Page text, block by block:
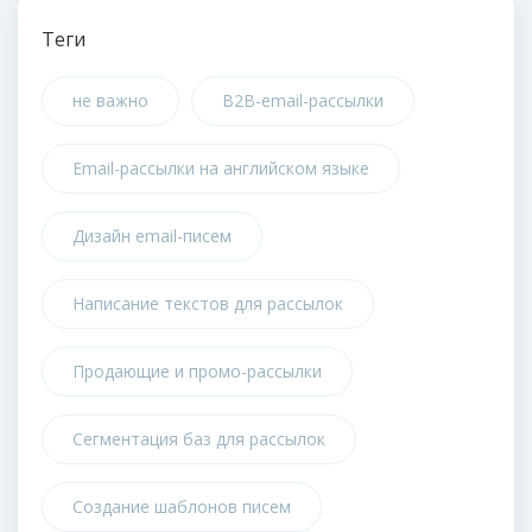
Теги
не важно B2B-email-рассылки
Email-рассылки на английском языке
Дизайн email-писем
Написание текстов для рассылок
Продающие и промо-рассылки
Сегментация баз для рассылок
Создание шаблонов писем